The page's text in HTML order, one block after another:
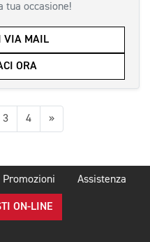
tua occasione!
VIA MAIL
ORA
3 4 »Successiva
Promozioni Assistenza
ON-LINE